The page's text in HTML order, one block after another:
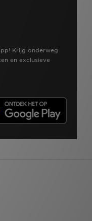
Krijg onderweg
en exclusieve